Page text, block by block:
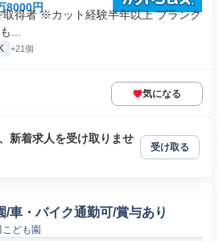
8000円
取得者 ※カット経験半年以上 ブランク
...
+21個
気になる
新着求人を受け取りませ
受け取る
/車・バイク通勤可/賞与あり
ども園